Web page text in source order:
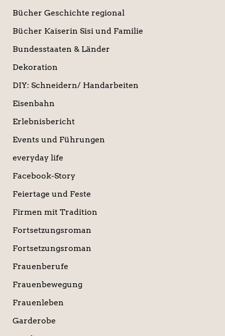
Bücher Geschichte regional
Bücher Kaiserin Sisi und Familie
Bundesstaaten & Länder
Dekoration
DIY: Schneidern/ Handarbeiten
Eisenbahn
Erlebnisbericht
Events und Führungen
everyday life
Facebook-Story
Feiertage und Feste
Firmen mit Tradition
Fortsetzungsroman
Fortsetzungsroman
Frauenberufe
Frauenbewegung
Frauenleben
Garderobe